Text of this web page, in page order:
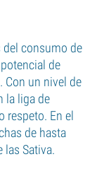
consumo de
de
Con un nivel de
la liga de
respeto. En el
de hasta
las Sativa.